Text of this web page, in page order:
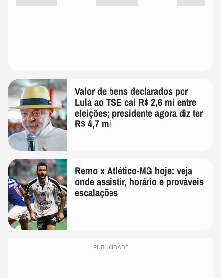
Valor de bens declarados por
Lula ao TSE cai R$ 2,6 mi entre
eleições; presidente agora diz ter
R$ 4,7 mi
Remo x Atlético-MG hoje: veja
onde assistir, horário e prováveis
escalações
PUBLICIDADE